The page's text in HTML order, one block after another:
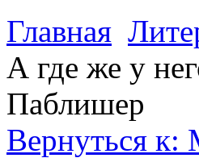
Главная
А где же у
Паблишер
Вернуться